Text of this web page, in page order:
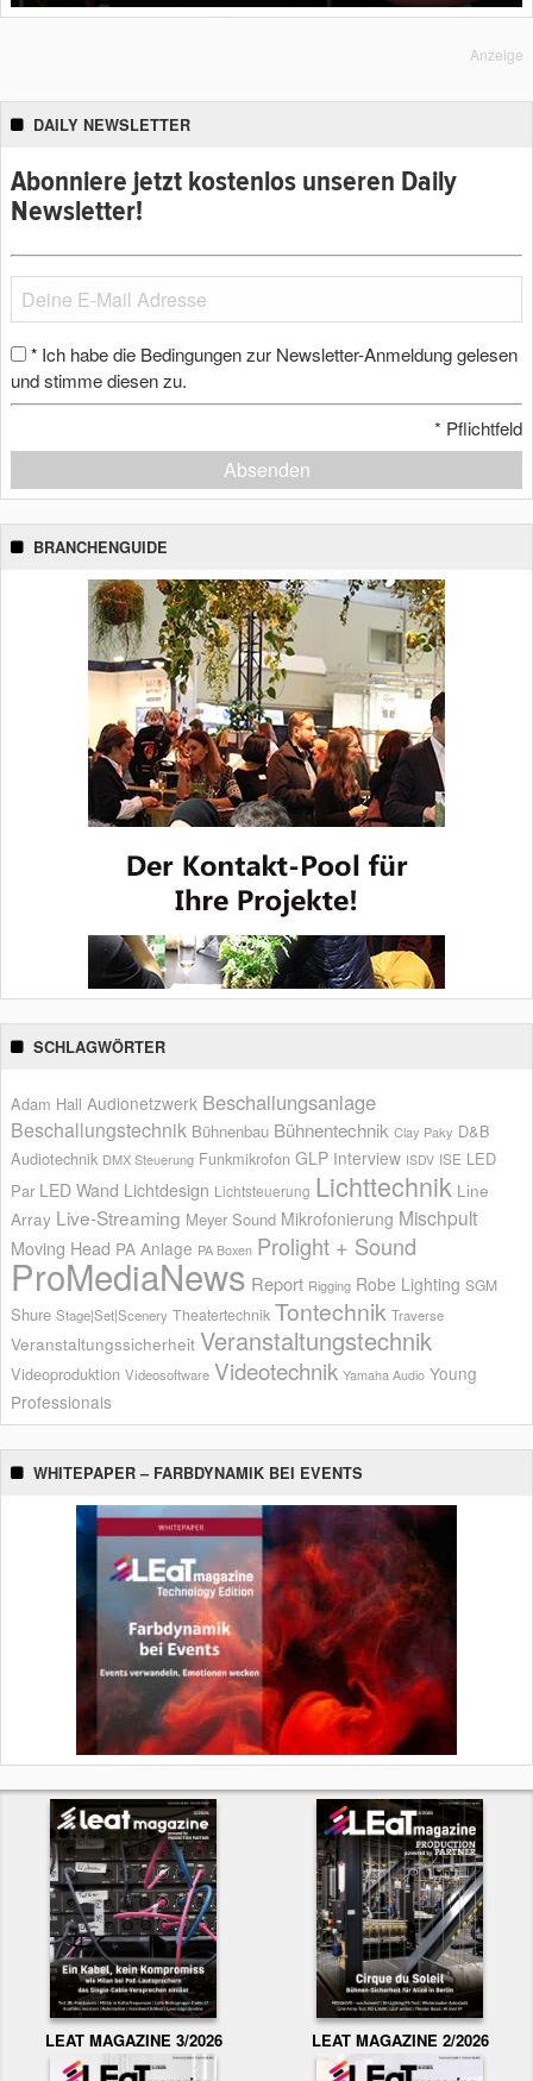
Anzeige
DAILY NEWSLETTER
Abonniere jetzt kostenlos unseren Daily
Newsletter!
* Ich habe die Bedingungen zur Newsletter-Anmeldung gelesen
und stimme diesen zu.
* Pflichtfeld
Absenden
BRANCHENGUIDE
SCHLAGWÖRTER
Adam Hall Audionetzwerk Beschallungsanlage
Beschallungstechnik Bühnenbau Bühnentechnik Clay Paky D&B
Audiotechnik DMX Steuerung Funkmikrofon GLP Interview ISDV ISE LED
Par LED Wand Lichtdesign Lichtsteuerung Lichttechnik Line
Array Live-Streaming Meyer Sound Mikrofonierung Mischpult
Moving Head PA Anlage PA Boxen Prolight + Sound
ProMediaNews Report Rigging Robe Lighting SGM
Shure Stage|Set|Scenery Theatertechnik Tontechnik Traverse
Veranstaltungssicherheit Veranstaltungstechnik
Videoproduktion Videosoftware Videotechnik Yamaha Audio Young
Professionals
WHITEPAPER – FARBDYNAMIK BEI EVENTS
LEAT MAGAZINE 3/2026 LEAT MAGAZINE 2/2026